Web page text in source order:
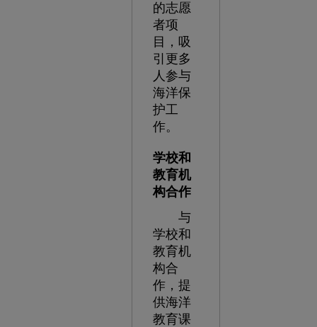
的志愿
者项
目，吸
引更多
人参与
海洋保
护工
作。
学校和
教育机
构合作
与
学校和
教育机
构合
作，提
供海洋
教育课